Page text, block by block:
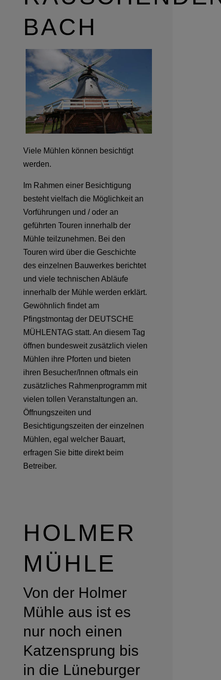
BACH
Viele Mühlen können besichtigt
werden.
Im Rahmen einer Besichtigung
besteht vielfach die Möglichkeit an
Vorführungen und / oder an
geführten Touren innerhalb der
Mühle teilzunehmen. Bei den
Touren wird über die Geschichte
des einzelnen Bauwerkes berichtet
und viele technischen Abläufe
innerhalb der Mühle werden erklärt.
Gewöhnlich findet am
Pfingstmontag der DEUTSCHE
MÜHLENTAG statt. An diesem Tag
öffnen bundesweit zusätzlich vielen
Mühlen ihre Pforten und bieten
ihren Besucher/Innen oftmals ein
zusätzliches Rahmenprogramm mit
vielen tollen Veranstaltungen an.
Öffnungszeiten und
Besichtigungszeiten der einzelnen
Mühlen, egal welcher Bauart,
erfragen Sie bitte direkt beim
Betreiber.
HOLMER
MÜHLE
Von der Holmer
Mühle aus ist es
nur noch einen
Katzensprung bis
in die Lüneburger